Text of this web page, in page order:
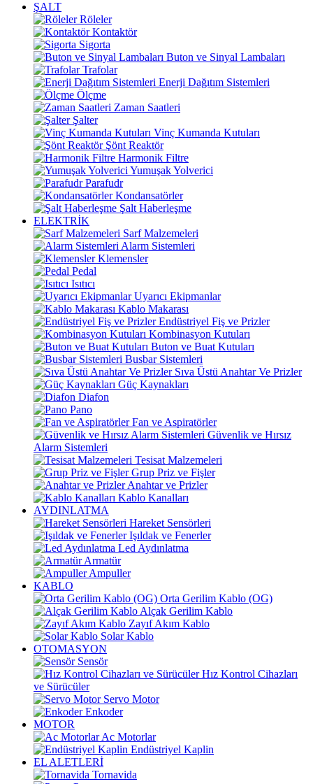
ŞALT
Röleler
Kontaktör
Sigorta
Buton ve Sinyal Lambaları
Trafolar
Enerji Dağıtım Sistemleri
Ölçme
Zaman Saatleri
Şalter
Vinç Kumanda Kutuları
Şönt Reaktör
Harmonik Filtre
Yumuşak Yolverici
Parafudr
Kondansatörler
Şalt Haberleşme
ELEKTRİK
Sarf Malzemeleri
Alarm Sistemleri
Klemensler
Pedal
Isıtıcı
Uyarıcı Ekipmanlar
Kablo Makarası
Endüstriyel Fiş ve Prizler
Kombinasyon Kutuları
Buton ve Buat Kutuları
Busbar Sistemleri
Sıva Üstü Anahtar Ve Prizler
Güç Kaynakları
Diafon
Pano
Fan ve Aspiratörler
Güvenlik ve Hırsız
Alarm Sistemleri
Tesisat Malzemeleri
Grup Priz ve Fişler
Anahtar ve Prizler
Kablo Kanalları
AYDINLATMA
Hareket Sensörleri
Işıldak ve Fenerler
Led Aydınlatma
Armatür
Ampuller
KABLO
Orta Gerilim Kablo (OG)
Alçak Gerilim Kablo
Zayıf Akım Kablo
Solar Kablo
OTOMASYON
Sensör
Hız Kontrol Cihazları
ve Sürücüler
Servo Motor
Enkoder
MOTOR
Ac Motorlar
Endüstriyel Kaplin
EL ALETLERİ
Tornavida